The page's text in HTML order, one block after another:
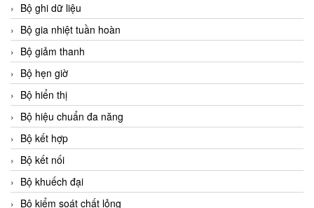
Bộ ghi dữ liệu
Bộ gia nhiệt tuần hoàn
Bộ giảm thanh
Bộ hẹn giờ
Bộ hiển thị
Bộ hiệu chuẩn đa năng
Bộ kết hợp
Bộ kết nối
Bộ khuếch đại
Bộ kiểm soát chất lỏng